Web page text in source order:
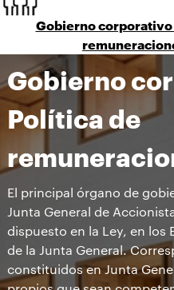
Gobierno
Gobierno
Política de
El principal órgano de
Junta General de
dispuesto en la Ley, en los
de la Junta General.
constituidos en Junta